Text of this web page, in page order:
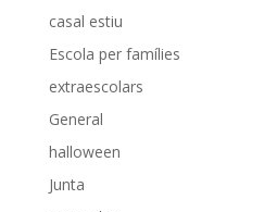
casal estiu
Escola per famílies
extraescolars
General
halloween
Junta